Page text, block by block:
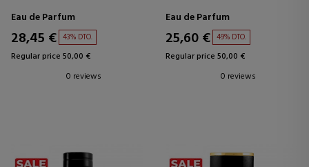
Eau de Parfum
28,45 € 43% DTO.
Regular price 50,00 €
0 reviews
Eau de Parfum
25,60 € 49% DTO.
Regular price 50,00 €
0 reviews